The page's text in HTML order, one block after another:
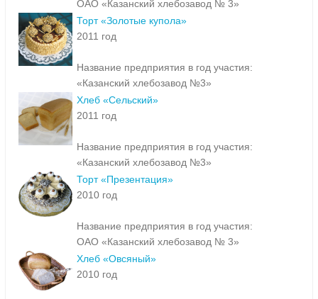
ОАО «Казанский хлебозавод № 3»
Торт «Золотые купола»
2011 год
Название предприятия в год участия:
«Казанский хлебозавод №3»
Хлеб «Сельский»
2011 год
Название предприятия в год участия:
«Казанский хлебозавод №3»
Торт «Презентация»
2010 год
Название предприятия в год участия:
ОАО «Казанский хлебозавод № 3»
Хлеб «Овсяный»
2010 год